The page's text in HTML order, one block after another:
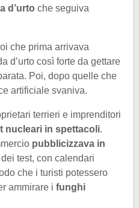
d’urto che seguiva
che prima arrivava
d’urto così forte da gettare
Poi, dopo quelle che
artificiale svaniva.
terrieri e imprenditori
nucleari in spettacoli.
pubblicizzava in
test, con calendari
che i turisti potessero
ammirare i funghi